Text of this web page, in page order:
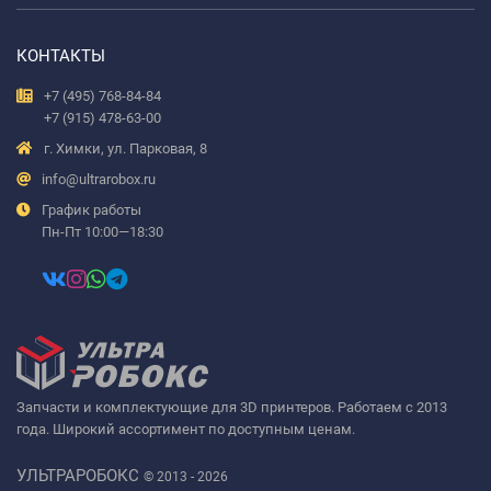
Запчасти и комплектующие для 3D принтеров. Работаем с 2013
года. Широкий ассортимент по доступным ценам.
УЛЬТРАРОБОКС © 2013 - 2026
КОНТАКТЫ
+7 (495) 768-84-84
+7 (915) 478-63-00
г. Химки, ул. Парковая, 8
info@ultrarobox.ru
График работы
Пн-Пт 10:00—18:30